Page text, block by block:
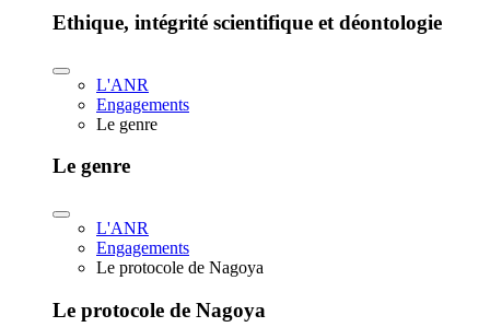
Ethique, intégrité scientifique et déontologie
L'ANR
Engagements
Le genre
Le genre
L'ANR
Engagements
Le protocole de Nagoya
Le protocole de Nagoya